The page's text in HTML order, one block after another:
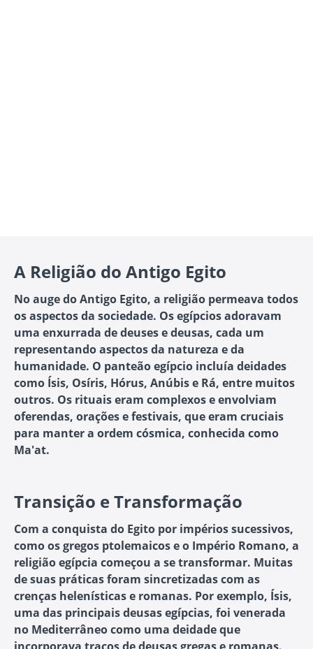
A Religião do Antigo Egito
No auge do Antigo Egito, a religião permeava todos
os aspectos da sociedade. Os egípcios adoravam
uma enxurrada de deuses e deusas, cada um
representando aspectos da natureza e da
humanidade. O panteão egípcio incluía deidades
como Ísis, Osíris, Hórus, Anúbis e Rá, entre muitos
outros. Os rituais eram complexos e envolviam
oferendas, orações e festivais, que eram cruciais
para manter a ordem cósmica, conhecida como
Ma'at.
Transição e Transformação
Com a conquista do Egito por impérios sucessivos,
como os gregos ptolemaicos e o Império Romano, a
religião egípcia começou a se transformar. Muitas
de suas práticas foram sincretizadas com as
crenças helenísticas e romanas. Por exemplo, Ísis,
uma das principais deusas egípcias, foi venerada
no Mediterrâneo como uma deidade que